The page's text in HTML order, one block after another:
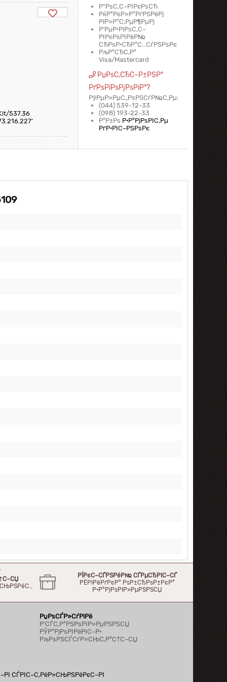
537.36
Р“РѕС‚С–РІРєРѕСЋ
РќР°РєР»Р°РґРЅРёРј
РїР»Р°С‚РµР¶РµРј
Р‘РµР·РіРѕС‚С–
РІРєРѕРІРёР№
СЂРѕР·СЂР°С…СѓРЅРѕРє
РљР°СЂС‚Р°
Visa/Mastercard
РџРѕС‚СЂС–Р±РЅР°
РґРѕРїРѕРјРѕРіР°?
РўРµР»РµС„РѕРЅСѓР№С‚Рµ:
(044) 539-12-33
(098) 193-22-33
Р°Р±Рѕ Р·Р°РјРѕРІС‚Рµ
РґР·РІС–РЅРѕРє
РЇРєС–СЃРЅРёР№ СЃРµСЂРІС–СЃ
РЁРІРёРґРєР° РѕР±СЂРѕР±РєР°
Р·Р°РјРѕРІР»РµРЅРЅСЏ
РџРѕСЃР»СѓРіРё
Р’СЃС‚Р°РЅРѕРІР»РµРЅРЅСЏ
РЎР°РјРѕРІРёРІС–Р·
РљРѕРЅСЃСѓР»СЊС‚Р°С†С–СЏ
СЃРІС–С‚РёР»СЊРЅРёРєС–РІ